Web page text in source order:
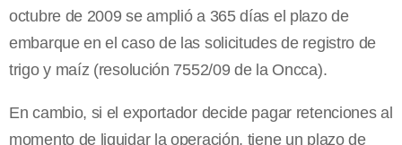
octubre de 2009 se amplió a 365 días el plazo de
embarque en el caso de las solicitudes de registro de
trigo y maíz (resolución 7552/09 de la Oncca).
En cambio, si el exportador decide pagar retenciones al
momento de liquidar la operación, tiene un plazo de